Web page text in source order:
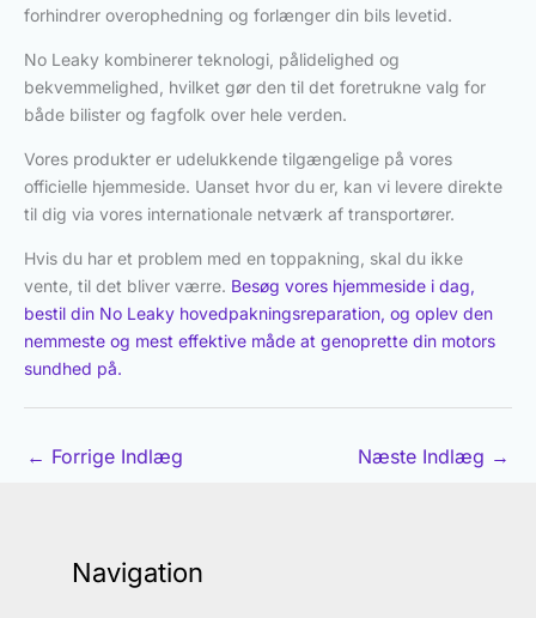
forhindrer overophedning og forlænger din bils levetid.
No Leaky kombinerer teknologi, pålidelighed og
bekvemmelighed, hvilket gør den til det foretrukne valg for
både bilister og fagfolk over hele verden.
Vores produkter er udelukkende tilgængelige på vores
officielle hjemmeside. Uanset hvor du er, kan vi levere direkte
til dig via vores internationale netværk af transportører.
Hvis du har et problem med en toppakning, skal du ikke
vente, til det bliver værre. Besøg vores hjemmeside i dag,
bestil din No Leaky hovedpakningsreparation, og oplev den
nemmeste og mest effektive måde at genoprette din motors
sundhed på.
← Forrige Indlæg Næste Indlæg →
Navigation